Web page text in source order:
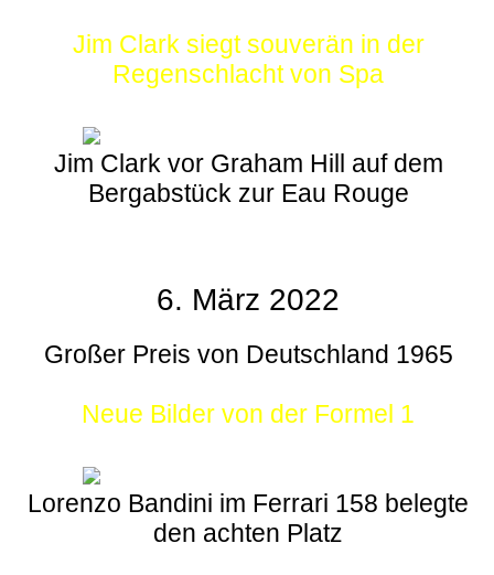
Jim Clark siegt souverän in der
Regenschlacht von Spa
Jim Clark vor Graham Hill auf dem
Bergabstück zur Eau Rouge
6. März 2022
Großer Preis von Deutschland 1965
Neue Bilder von der Formel 1
Lorenzo Bandini im Ferrari 158 belegte
den achten Platz